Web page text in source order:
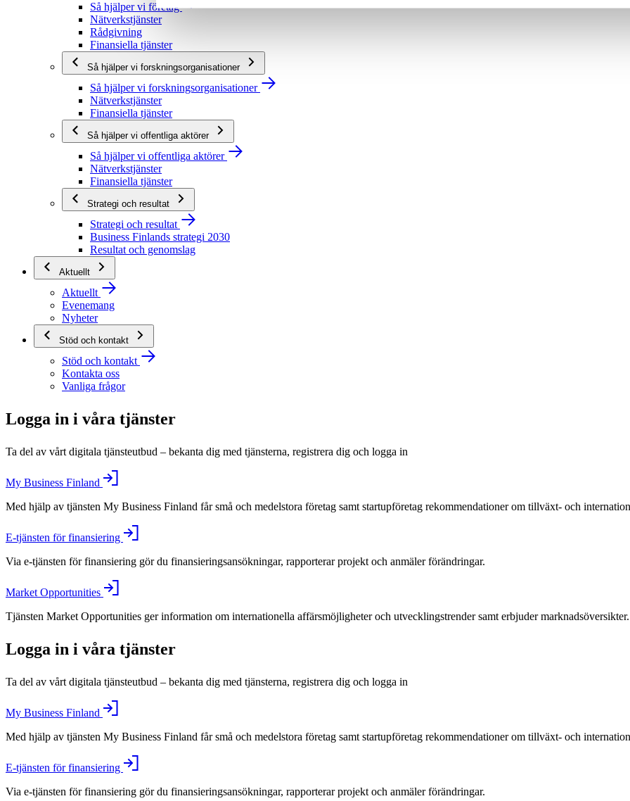
Så hjälper vi företag
Nätverkstjänster
Rådgivning
Finansiella tjänster
Så hjälper vi forskningsorganisationer
Så hjälper vi forskningsorganisationer
Nätverkstjänster
Finansiella tjänster
Så hjälper vi offentliga aktörer
Så hjälper vi offentliga aktörer
Nätverkstjänster
Finansiella tjänster
Strategi och resultat
Strategi och resultat
Business Finlands strategi 2030
Resultat och genomslag
Aktuellt
Aktuellt
Evenemang
Nyheter
Stöd och kontakt
Stöd och kontakt
Kontakta oss
Vanliga frågor
Logga in i våra tjänster
Ta del av vårt digitala tjänsteutbud – bekanta dig med tjänsterna, registrera dig och logga in
My Business Finland
Med hjälp av tjänsten My Business Finland får små och medelstora företag samt startupföretag rekommendationer om tillväxt- och
E-tjänsten för finansiering
Via e-tjänsten för finansiering gör du finansieringsansökningar, rapporterar projekt och anmäler förändringar.
Market Opportunities
Tjänsten Market Opportunities ger information om internationella affärsmöjligheter och utvecklingstrender samt erbjuder marknadsöversikter.
Logga in i våra tjänster
Ta del av vårt digitala tjänsteutbud – bekanta dig med tjänsterna, registrera dig och logga in
My Business Finland
Med hjälp av tjänsten My Business Finland får små och medelstora företag samt startupföretag rekommendationer om tillväxt- och
E-tjänsten för finansiering
Via e-tjänsten för finansiering gör du finansieringsansökningar, rapporterar projekt och anmäler förändringar.